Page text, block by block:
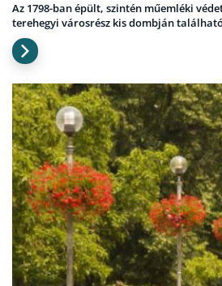
Az 1798-ban épült, szintén műemléki
terehegyi városrész kis dombján